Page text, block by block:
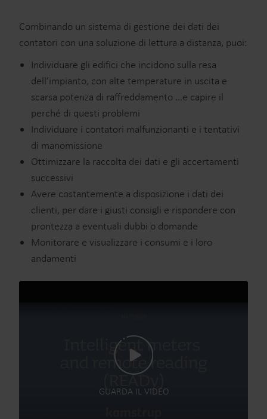
Combinando un sistema di gestione dei dati dei
contatori con una soluzione di lettura a distanza, puoi:
Individuare gli edifici che incidono sulla resa
dell’impianto, con alte temperature in uscita e
scarsa potenza di raffreddamento …e capire il
perché di questi problemi
Individuare i contatori malfunzionanti e i tentativi
di manomissione
Ottimizzare la raccolta dei dati e gli accertamenti
successivi
Avere costantemente a disposizione i dati dei
clienti, per dare i giusti consigli e rispondere con
prontezza a eventuali dubbi o domande
Monitorare e visualizzare i consumi e i loro
andamenti
GUARDA IL VIDEO